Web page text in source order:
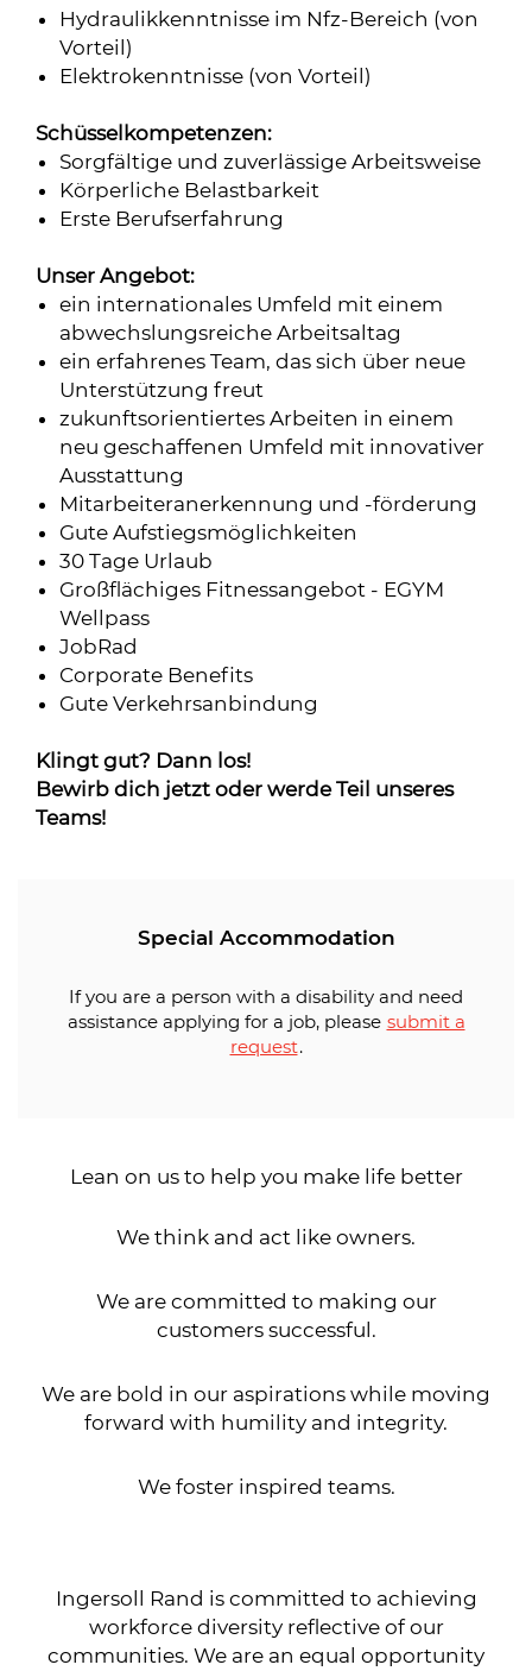
Hydraulikkenntnisse im Nfz-Bereich (von
Vorteil)
Elektrokenntnisse (von Vorteil)
Schüsselkompetenzen:
Sorgfältige und zuverlässige Arbeitsweise
Körperliche Belastbarkeit
Erste Berufserfahrung
Unser Angebot:
ein internationales Umfeld mit einem
abwechslungsreiche Arbeitsaltag
ein erfahrenes Team, das sich über neue
Unterstützung freut
zukunftsorientiertes Arbeiten in einem
neu geschaffenen Umfeld mit innovativer
Ausstattung
Mitarbeiteranerkennung und -förderung
Gute Aufstiegsmöglichkeiten
30 Tage Urlaub
Großflächiges Fitnessangebot - EGYM
Wellpass
JobRad
Corporate Benefits
Gute Verkehrsanbindung
Klingt gut? Dann los!
Bewirb dich jetzt oder werde Teil unseres
Teams!
Special Accommodation
If you are a person with a disability and need
assistance applying for a job, please submit a
request.
Lean on us to help you make life better
We think and act like owners.
We are committed to making our
customers successful.
We are bold in our aspirations while moving
forward with humility and integrity.
We foster inspired teams.
Ingersoll Rand is committed to achieving
workforce diversity reflective of our
communities. We are an equal opportunity